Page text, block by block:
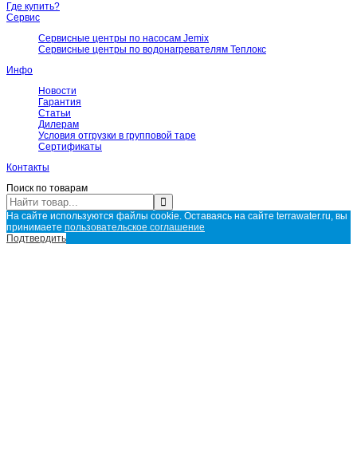
Где купить?
Сервис
Сервисные центры по насосам Jemix
Сервисные центры по водонагревателям Теплокс
Инфо
Новости
Гарантия
Статьи
Дилерам
Условия отгрузки в групповой таре
Сертификаты
Контакты
Поиск по товарам
На сайте используются файлы cookie. Оставаясь на сайте terrawater.ru, вы
принимаете пользовательское соглашение
Подтвердить